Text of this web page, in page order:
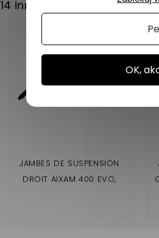
14 innych produktów w tej
JAMBES DE SUSPENSION
DROIT AIXAM 400 EVO,
OK,